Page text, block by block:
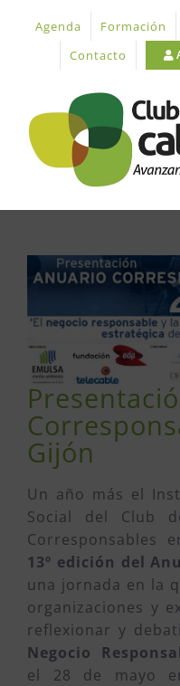
contenido
Agenda Formación
Contacto
imagen
grande
Gijón
Un año más el
Social del Club
Corresponsables
13º edición del
una jornada en la
organizaciones y
reflexionar y
Negocio
el 28 de mayo